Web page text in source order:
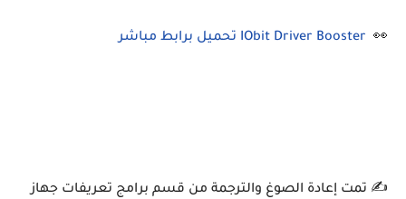
👀 IObit Driver Booster تحميل برابط مباشر
✍ تمت إعادة الصوغ والترجمة من قسم برامج تعريفات جهاز